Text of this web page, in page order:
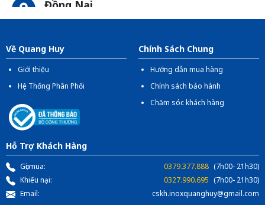
Đồng Nai
Địa chỉ:1066- QL 51 Tổ 3 - Ấp Đồng - Phước Tân -
Về Quang Huy
Giới thiệu
Hệ Thống Phân Phối
Chính Sách Chung
Hướng dẫn mua hàng
Chính sách bảo hành
Chăm sóc khách hàng
Hỗ Trợ Khách Hàng
Gọi mua: 0379.377.888 (7h00- 21h30)
Khiếu nại:
0327.990.695 (7h00- 21h30)
Email:
cskh.inoxquanghuy@gmail.com